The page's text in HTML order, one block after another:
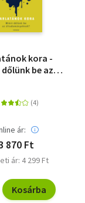
kora -
be az
ár:
870 Ft
ár: 4 299 Ft
Kosárba